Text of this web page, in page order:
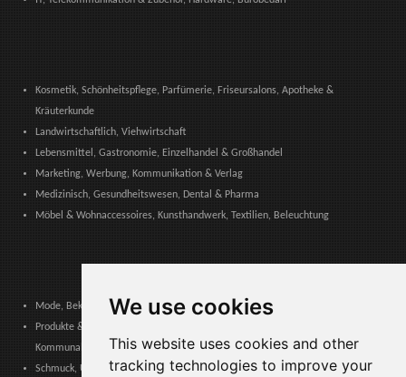
We use cookies
This website uses cookies and other
tracking technologies to improve your
Kosmetik, Schönheitspflege, Parfümerie, Friseursalons, Apotheke &
Kräuterkunde
Landwirtschaftlich, Viehwirtschaft
Lebensmittel, Gastronomie, Einzelhandel & Großhandel
Marketing, Werbung, Kommunikation & Verlag
Medizinisch, Gesundheitswesen, Dental & Pharma
Möbel & Wohnaccessoires, Kunsthandwerk, Textilien, Beleuchtung
Mode, Bekleidung, Modeaccessoires, Schuhe & Lederwaren
Produkte & Dienstleistungen für Gemeinschaften, Öffentliche Verwaltung &
Kommunale Behörden
Schmuck, Uhren, Edelmetalle